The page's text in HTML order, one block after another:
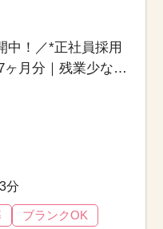
中！／*正社員採用
ヶ月分｜残業少なめ
分
ブランクOK